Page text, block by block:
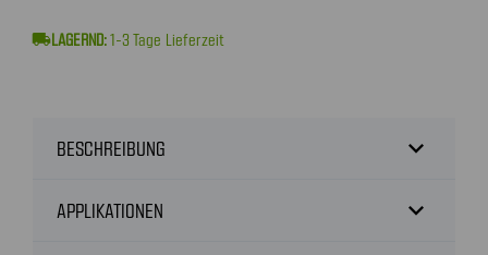
local_shipping 1-3 Tage Lieferzeit
BESCHREIBUNG expand_more
APPLIKATIONEN expand_more